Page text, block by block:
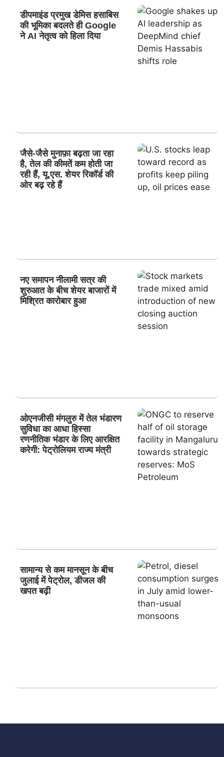
डीपमाइंड प्रमुख डेमिस हसाबिस
की भूमिका बदलते ही Google
ने AI नेतृत्व को हिला दिया
जैसे-जैसे मुनाफ़ा बढ़ता जा रहा
है, तेल की कीमतें कम होती जा
रही हैं, यू.एस. शेयर रिकॉर्ड की
ओर बढ़ रहे हैं
नए समापन नीलामी सत्र की
शुरुआत के बीच शेयर बाजारों में
मिश्रित कारोबार हुआ
ओएनजीसी मंगलुरु में तेल भंडारण
सुविधा का आधा हिस्सा
रणनीतिक भंडार के लिए आरक्षित
करेगी: पेट्रोलियम राज्य मंत्री
सामान्य से कम मानसून के बीच
जुलाई में पेट्रोल, डीजल की
खपत बढ़ी